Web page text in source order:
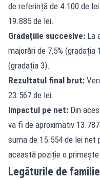
de referință de 4.100 de
19.885 de lei.
Gradațiile succesive: La
majorări de 7,5% (gradația
(gradația 3).
Rezultatul final brut:
23.567 de lei.
Impactul pe net: Din
va fi de aproximativ
suma de 15.554 de lei
această poziție o
Legăturile de